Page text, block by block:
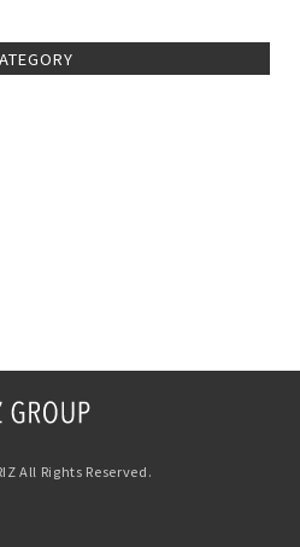
All Rights Reserved.